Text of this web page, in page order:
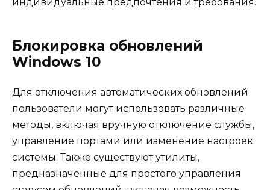
Блокировка обновлений
Windows 10
Для отключения автоматических обновлений
пользователи могут использовать различные
методы, включая вручную отключение службы,
управление портами или изменение настроек
системы. Также существуют утилиты,
предназначенные для простого управления